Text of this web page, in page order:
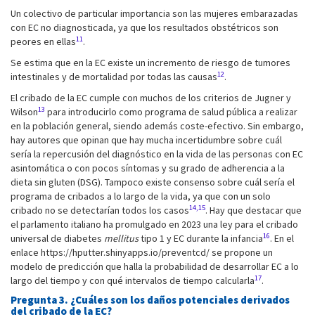
Un colectivo de particular importancia son las mujeres embarazadas
con EC no diagnosticada, ya que los resultados obstétricos son
peores en ellas11.
Se estima que en la EC existe un incremento de riesgo de tumores
intestinales y de mortalidad por todas las causas12.
El cribado de la EC cumple con muchos de los criterios de Jugner y
Wilson13 para introducirlo como programa de salud pública a realizar
en la población general, siendo además coste-efectivo. Sin embargo,
hay autores que opinan que hay mucha incertidumbre sobre cuál
sería la repercusión del diagnóstico en la vida de las personas con EC
asintomática o con pocos síntomas y su grado de adherencia a la
dieta sin gluten (DSG). Tampoco existe consenso sobre cuál sería el
programa de cribados a lo largo de la vida, ya que con un solo
cribado no se detectarían todos los casos14,15. Hay que destacar que
el parlamento italiano ha promulgado en 2023 una ley para el cribado
universal de diabetes mellitustipo 1 y EC durante la infancia16. En el
enlace https://hputter.shinyapps.io/preventcd/ se propone un
modelo de predicción que halla la probabilidad de desarrollar EC a lo
largo del tiempo y con qué intervalos de tiempo calcularla17.
Pregunta 3. ¿Cuáles son los daños potenciales derivados
del cribado de la EC?